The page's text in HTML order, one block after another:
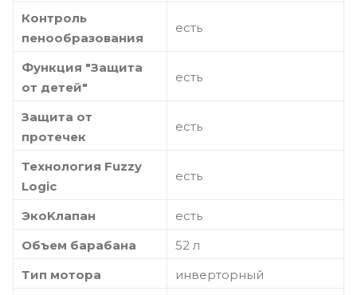
Контроль
пенообразования
есть
Функция "Защита
от детей"
есть
Защита от
протечек
есть
Технология Fuzzy
Logic
есть
ЭкоKлапан
есть
Объем барабана
52 л
Тип мотора
инверторный